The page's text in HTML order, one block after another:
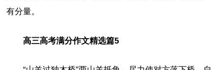
有分量。
高三高考满分作文精选篇5